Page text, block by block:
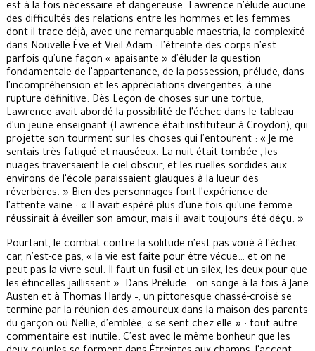
est à la fois nécessaire et dangereuse. Lawrence n'élude aucune
des difficultés des relations entre les hommes et les femmes
dont il trace déjà, avec une remarquable maestria, la complexité
dans Nouvelle Ève et Vieil Adam : l'étreinte des corps n'est
parfois qu'une façon « apaisante » d'éluder la question
fondamentale de l'appartenance, de la possession, prélude, dans
l'incompréhension et les appréciations divergentes, à une
rupture définitive. Dès Leçon de choses sur une tortue,
Lawrence avait abordé la possibilité de l'échec dans le tableau
d'un jeune enseignant (Lawrence était instituteur à Croydon), qui
projette son tourment sur les choses qui l'entourent : « Je me
sentais très fatigué et nauséeux. La nuit était tombée ; les
nuages traversaient le ciel obscur, et les ruelles sordides aux
environs de l'école paraissaient glauques à la lueur des
réverbères. » Bien des personnages font l'expérience de
l'attente vaine : « Il avait espéré plus d'une fois qu'une femme
réussirait à éveiller son amour, mais il avait toujours été déçu. »
Pourtant, le combat contre la solitude n'est pas voué à l'échec
car, n'est-ce pas, « la vie est faite pour être vécue… et on ne
peut pas la vivre seul. Il faut un fusil et un silex, les deux pour que
les étincelles jaillissent ». Dans Prélude – on songe à la fois à Jane
Austen et à Thomas Hardy –, un pittoresque chassé-croisé se
termine par la réunion des amoureux dans la maison des parents
du garçon où Nellie, d'emblée, « se sent chez elle » : tout autre
commentaire est inutile. C'est avec le même bonheur que les